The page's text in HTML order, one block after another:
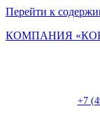
Перейти к
КОМПАНИЯ
+7